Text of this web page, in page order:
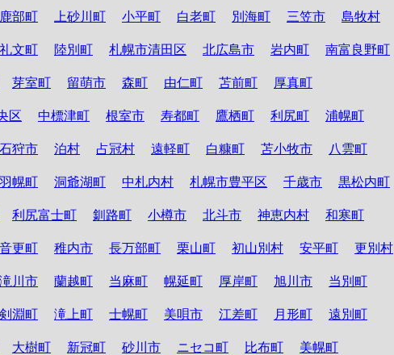
鹿部町 上砂川町 小平町 白老町 別海町 三笠市 島牧村
礼文町 陸別町 札幌市清田区 北広島市 岩内町 南富良野町
芽室町 留萌市 森町 由仁町 苫前町 厚真町
区 中標津町 根室市 寿都町 鷹栖町 利尻町 浦幌町
石狩市 泊村 占冠村 遠軽町 白糠町 苫小牧市 八雲町
羽幌町 洞爺湖町 中札内村 札幌市豊平区 千歳市 黒松内町
利尻富士町 釧路町 小樽市 北斗市 神恵内村 和寒町
音更町 稚内市 長万部町 栗山町 初山別村 安平町 更別村
滝川市 蘭越町 当麻町 幌延町 厚岸町 旭川市 当別町
剣淵町 滝上町 士幌町 美唄市 江差町 月形町 遠別町
大樹町 新冠町 砂川市 ニセコ町 比布町 美幌町